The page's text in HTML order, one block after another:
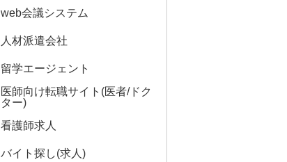
web会議システム
人材派遣会社
留学エージェント
医師向け転職サイト(医者/ドク
ター)
看護師求人
バイト探し(求人)